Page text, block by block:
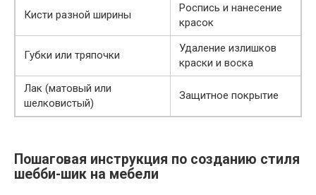
Кисти разной ширины
Роспись и нанесение
красок
Губки или тряпочки
Удаление излишков
краски и воска
Лак (матовый или
шелковистый)
Защитное покрытие
Пошаговая инструкция по созданию стиля
шебби-шик на мебели